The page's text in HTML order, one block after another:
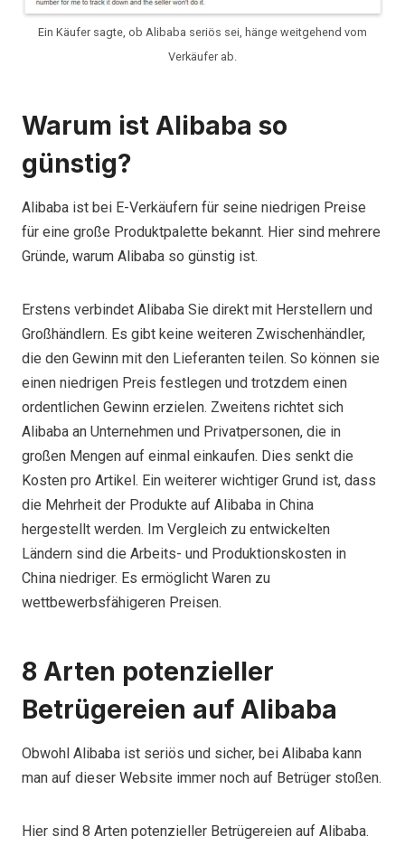
Ein Käufer sagte, ob Alibaba seriös sei, hänge weitgehend vom
Verkäufer ab.
Warum ist Alibaba so
günstig?
Alibaba ist bei E-Verkäufern für seine niedrigen Preise
für eine große Produktpalette bekannt. Hier sind mehrere
Gründe, warum Alibaba so günstig ist.
Erstens verbindet Alibaba Sie direkt mit Herstellern und
Großhändlern. Es gibt keine weiteren Zwischenhändler,
die den Gewinn mit den Lieferanten teilen. So können sie
einen niedrigen Preis festlegen und trotzdem einen
ordentlichen Gewinn erzielen. Zweitens richtet sich
Alibaba an Unternehmen und Privatpersonen, die in
großen Mengen auf einmal einkaufen. Dies senkt die
Kosten pro Artikel. Ein weiterer wichtiger Grund ist, dass
die Mehrheit der Produkte auf Alibaba in China
hergestellt werden. Im Vergleich zu entwickelten
Ländern sind die Arbeits- und Produktionskosten in
China niedriger. Es ermöglicht Waren zu
wettbewerbsfähigeren Preisen.
8 Arten potenzieller
Betrügereien auf Alibaba
Obwohl Alibaba ist seriös und sicher, bei Alibaba kann
man auf dieser Website immer noch auf Betrüger stoßen.
Hier sind 8 Arten potenzieller Betrügereien auf Alibaba.